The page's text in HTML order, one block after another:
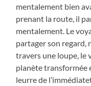
mentalement bien
prenant la route, il
mentalement. Le
partager son regard,
travers une loupe, le
planète transformée
leurre de